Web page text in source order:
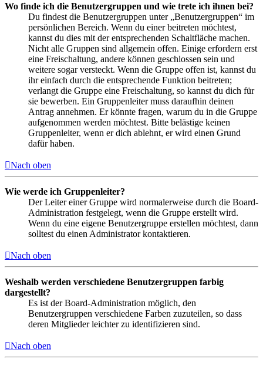
Wo finde ich die Benutzergruppen und wie trete ich ihnen bei?
Du findest die Benutzergruppen unter „Benutzergruppen“ im
persönlichen Bereich. Wenn du einer beitreten möchtest,
kannst du dies mit der entsprechenden Schaltfläche machen.
Nicht alle Gruppen sind allgemein offen. Einige erfordern erst
eine Freischaltung, andere können geschlossen sein und
weitere sogar versteckt. Wenn die Gruppe offen ist, kannst du
ihr einfach durch die entsprechende Funktion beitreten;
verlangt die Gruppe eine Freischaltung, so kannst du dich für
sie bewerben. Ein Gruppenleiter muss daraufhin deinen
Antrag annehmen. Er könnte fragen, warum du in die Gruppe
aufgenommen werden möchtest. Bitte belästige keinen
Gruppenleiter, wenn er dich ablehnt, er wird einen Grund
dafür haben.
Nach oben
Wie werde ich Gruppenleiter?
Der Leiter einer Gruppe wird normalerweise durch die Board-
Administration festgelegt, wenn die Gruppe erstellt wird.
Wenn du eine eigene Benutzergruppe erstellen möchtest, dann
solltest du einen Administrator kontaktieren.
Nach oben
Weshalb werden verschiedene Benutzergruppen farbig
dargestellt?
Es ist der Board-Administration möglich, den
Benutzergruppen verschiedene Farben zuzuteilen, so dass
deren Mitglieder leichter zu identifizieren sind.
Nach oben